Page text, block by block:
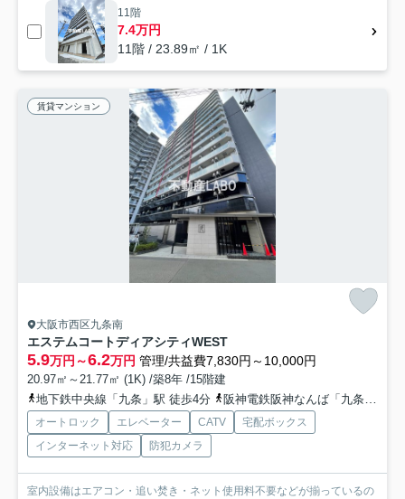
11階
7.4万円
11階 / 23.89㎡ / 1K
賃貸マンション
大阪市西区九条南
エステムコートディアシティWEST
5.9万円～6.2万円 管理/共益費7,830円～10,000円
20.97㎡～21.77㎡ (1K) /築8年 /15階建
地下鉄中央線「九条」駅 徒歩4分
阪神電鉄阪神なんば「九条」駅 徒歩4分
オートロック エレベーター CATV
宅配ボックス
インターネット対応
防犯カメラ
室内設備はエアコン・追い焚き・ネット使用料不要などが揃っているの